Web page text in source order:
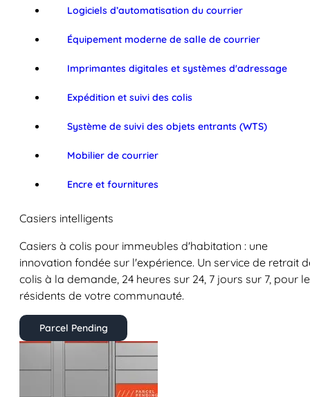
Logiciels d’automatisation du courrier
Équipement moderne de salle de courrier
Imprimantes digitales et systèmes d'adressage
Expédition et suivi des colis
Système de suivi des objets entrants (WTS)
Mobilier de courrier
Encre et fournitures
Casiers intelligents
Casiers à colis pour immeubles d'habitation : une
innovation fondée sur l'expérience. Un service de retrait
colis à la demande, 24 heures sur 24, 7 jours sur 7, pour
résidents de votre communauté.
Parcel Pending